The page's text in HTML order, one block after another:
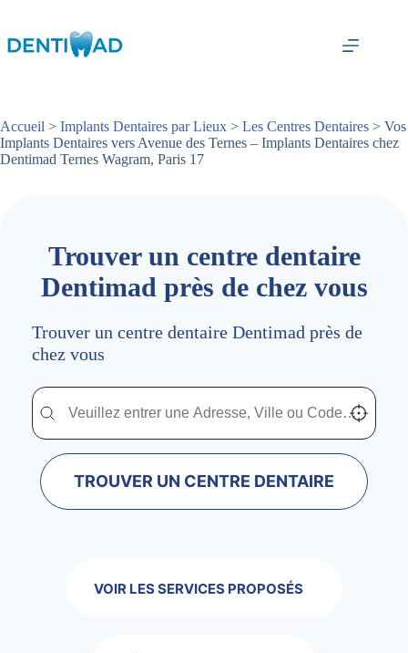
contenu
Accueil > Implants Dentaires par Lieux > Les Centres Dentaires > Vos
Implants Dentaires vers Avenue des Ternes – Implants Dentaires chez
Dentimad Ternes Wagram, Paris 17
Trouver un centre dentaire
Dentimad près de chez vous
Trouver un centre dentaire Dentimad près de
chez vous
Trouver un centre dentaire Dentimad près de
Trouver un centre dentaire Dentimad près de chez vous Localisez-
TROUVER UN CENTRE DENTAIRE
VOIR LES SERVICES PROPOSÉS